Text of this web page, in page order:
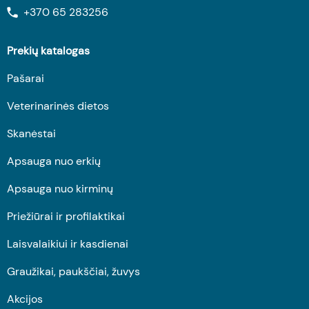
+370 65 283256
Prekių katalogas
Pašarai
Veterinarinės dietos
Skanėstai
Apsauga nuo erkių
Apsauga nuo kirminų
Priežiūrai ir profilaktikai
Laisvalaikiui ir kasdienai
Graužikai, paukščiai, žuvys
Akcijos